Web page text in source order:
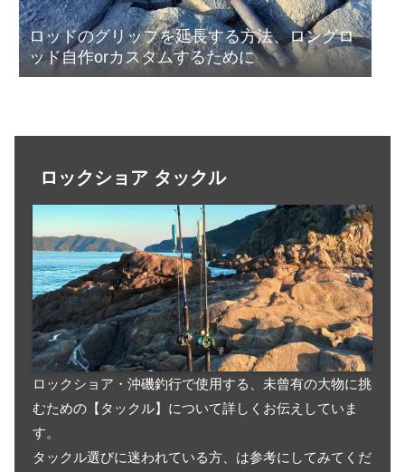
ロッドのグリップを延長する方法、ロングロ
ッド自作orカスタムするために
ロックショア タックル
ロックショア・沖磯釣行で使用する、未曾有の大物に挑
むための【タックル】について詳しくお伝えしていま
す。
タックル選びに迷われている方、は参考にしてみてくだ